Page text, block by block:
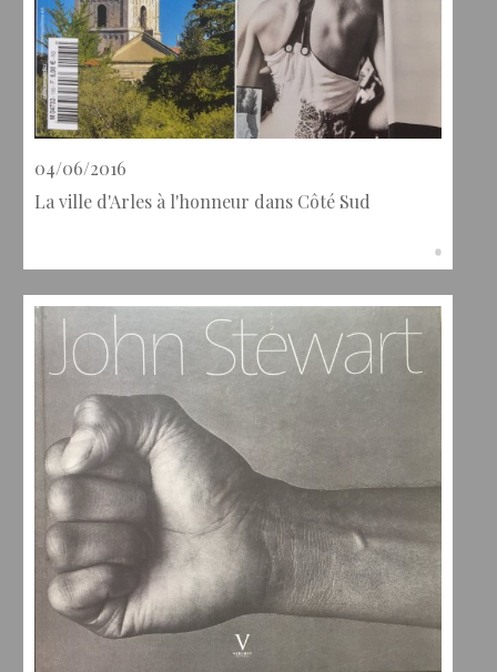
04/06/2016
La ville d'Arles à l'honneur dans Côté Sud